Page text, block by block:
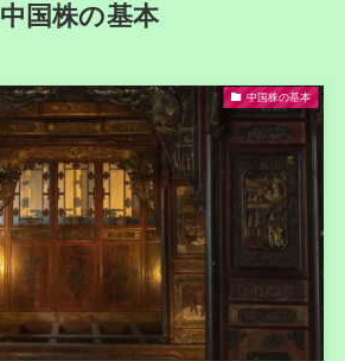
中国株の基本
中国株の基本